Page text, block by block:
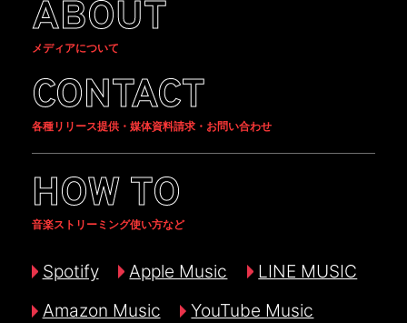
ABOUT
メディアについて
CONTACT
各種リリース提供・媒体資料請求・お問い合わせ
HOW TO
音楽ストリーミング使い方など
Spotify Apple Music
LINE MUSIC
Amazon Music
YouTube Music